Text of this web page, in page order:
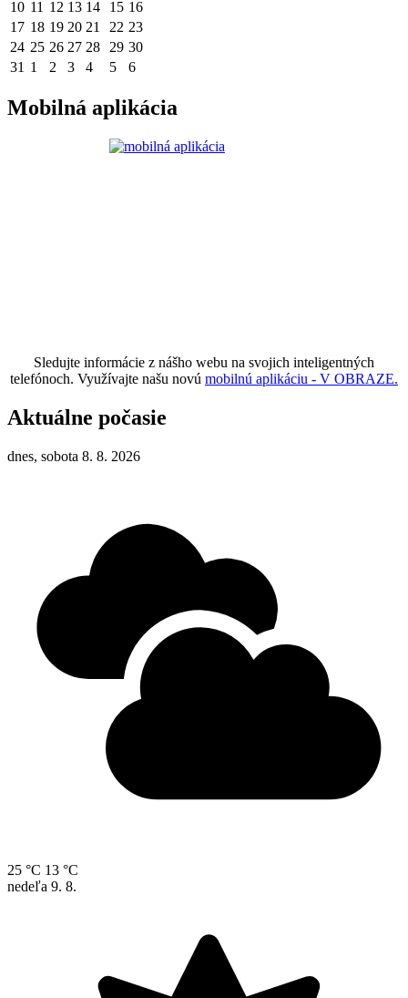
10 11 12 13 14 15 16
17 18 19 20 21 22 23
24 25 26 27 28 29 30
31 1 2 3 4 5 6
Mobilná aplikácia
Sledujte informácie z nášho webu na svojich inteligentných
telefónoch. Využívajte našu novú mobilnú aplikáciu - V OBRAZE.
Aktuálne počasie
dnes, sobota 8. 8. 2026
25 °C 13 °C
nedeľa 9. 8.